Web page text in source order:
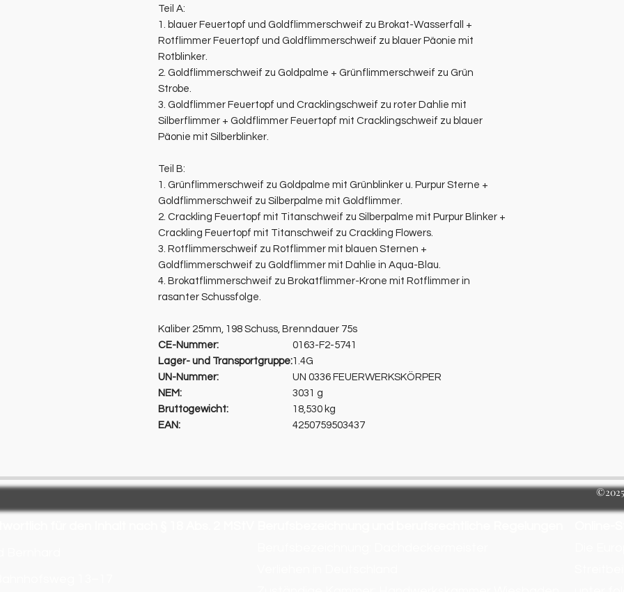
Teil A:
1. blauer Feuertopf und Goldflimmerschweif zu Brokat-Wasserfall +
Rotflimmer Feuertopf und Goldflimmerschweif zu blauer Päonie mit
Rotblinker.
2. Goldflimmerschweif zu Goldpalme + Grünflimmerschweif zu Grün
Strobe.
3. Goldflimmer Feuertopf und Cracklingschweif zu roter Dahlie mit
Silberflimmer + Goldflimmer Feuertopf mit Cracklingschweif zu blauer
Päonie mit Silberblinker.
Teil B:
1. Grünflimmerschweif zu Goldpalme mit Grünblinker u. Purpur Sterne +
Goldflimmerschweif zu Silberpalme mit Goldflimmer.
2. Crackling Feuertopf mit Titanschweif zu Silberpalme mit Purpur Blinker +
Crackling Feuertopf mit Titanschweif zu Crackling Flowers.
3. Rotflimmerschweif zu Rotflimmer mit blauen Sternen +
Goldflimmerschweif zu Goldflimmer mit Dahlie in Aqua-Blau.
4. Brokatflimmerschweif zu Brokatflimmer-Krone mit Rotflimmer in
rasanter Schussfolge.
Kaliber 25mm, 198 Schuss, Brenndauer 75s
CE-Nummer:
0163-F2-5741
Lager- und Transportgruppe:1.4G
UN-Nummer:
UN 0336 FEUERWERKSKÖRPER
NEM:
3031 g
Bruttogewicht:
18,530 kg
EAN:
4250759503437